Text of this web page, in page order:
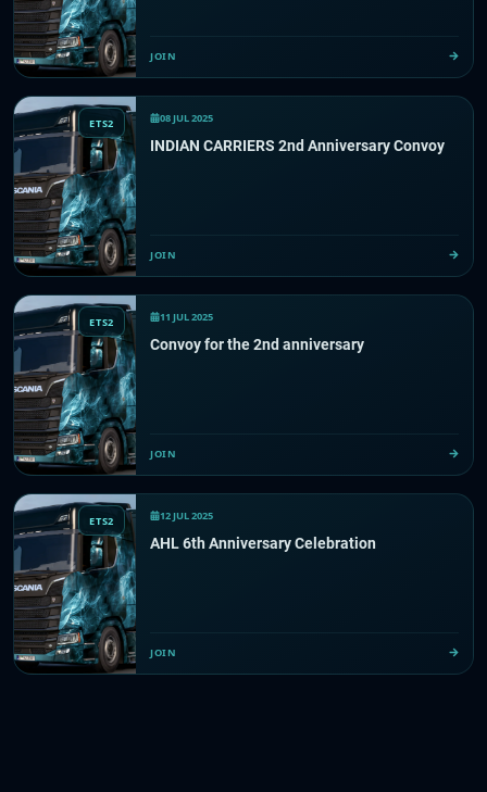
JOIN
ETS2 08 JUL 2025
INDIAN CARRIERS 2nd Anniversary Convoy
JOIN
ETS2 11 JUL 2025
Convoy for the 2nd anniversary
JOIN
ETS2 12 JUL 2025
AHL 6th Anniversary Celebration
JOIN